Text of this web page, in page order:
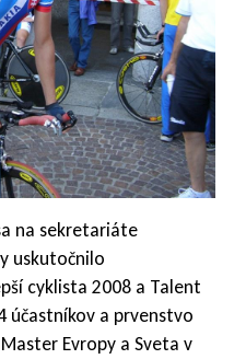
na sekretariáte
uskutočnilo
cyklista 2008 a Talent
účastníkov a prvenstvo
Evropy a Sveta v